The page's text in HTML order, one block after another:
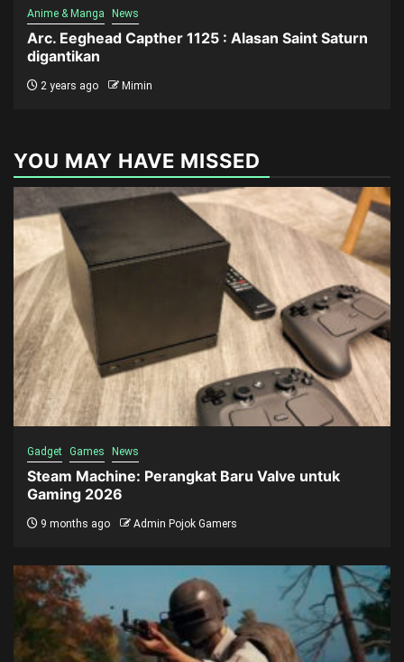
Anime & Manga News
Arc. Eeghead Capther 1125 : Alasan Saint Saturn
digantikan
2 years ago Mimin
YOU MAY HAVE MISSED
Gadget Games News
Steam Machine: Perangkat Baru Valve untuk
Gaming 2026
9 months ago Admin Pojok Gamers